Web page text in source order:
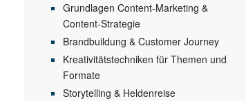
Grundlagen Content-Marketing &
Content-Strategie
Brandbuildung & Customer Journey
Kreativitätstechniken für Themen und
Formate
Storytelling & Heldenreise